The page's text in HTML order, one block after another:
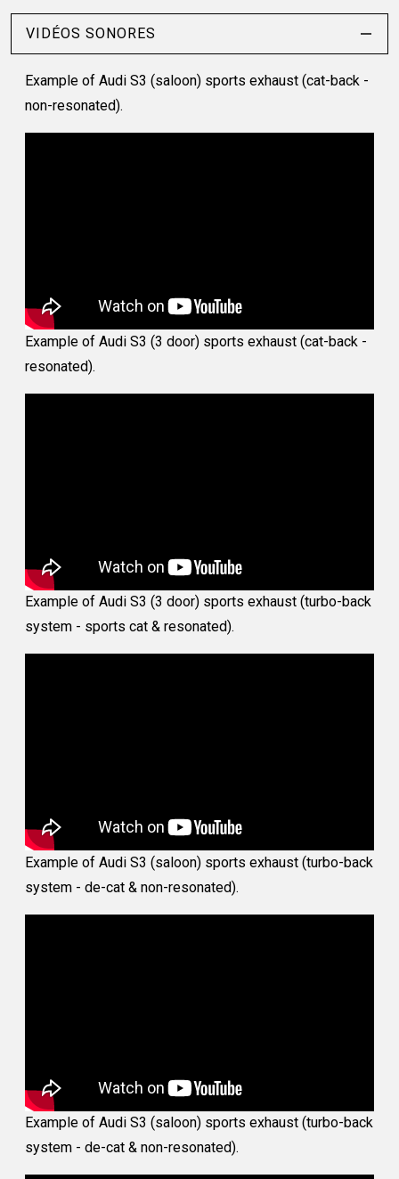
VIDÉOS SONORES
Example of Audi S3 (saloon) sports exhaust (cat-back -
non-resonated).
Example of Audi S3 (3 door) sports exhaust (cat-back -
resonated).
Example of Audi S3 (3 door) sports exhaust (turbo-back
system - sports cat & resonated).
Example of Audi S3 (saloon) sports exhaust (turbo-back
system - de-cat & non-resonated).
Example of Audi S3 (saloon) sports exhaust (turbo-back
system - de-cat & non-resonated).